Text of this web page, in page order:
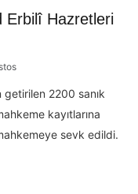
Erbilî Hazretleri
2200 sanık
kayıtlarına
sevk edildi.